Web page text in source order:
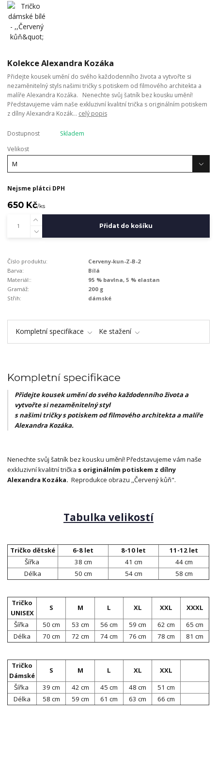
Kolekce Alexandra Kozáka
Přidejte kousek umění do svého každodenního života a vytvořte si
nezaměnitelný styls našimi tričky s potiskem od filmového architekta a
malíře Alexandra Kozáka. Nenechte svůj šatník bez kousku umění!
Představujeme vám naše exkluzivní kvalitní trička s originálním potiskem
z dílny Alexandra Kozák... celý popis
Dostupnost
Skladem
Velikost
Nejsme plátci DPH
650 Kč/ks
Přidat do košíku
Číslo produktu:
Cerveny-kun-Z-B-2
Barva:
Bílá
Materiál::
95 % bavlna, 5 % elastan
Gramáž:
200 g
Střih:
dámské
Kompletní specifikace Ke stažení
Kompletní specifikace
Přidejte kousek umění do svého každodenního života a
vytvořte si nezaměnitelný styl
s našimi tričky s potiskem od filmového architekta a malíře
Alexandra Kozáka.
Nenechte svůj šatník bez kousku umění! Představujeme vám naše
exkluzivní kvalitní trička s originálním potiskem z dílny
Alexandra Kozáka. Reprodukce obrazu ,,Červený kůň".
Tabulka velikostí
Tričko dětské 6-8 let 8-10 let
11-12 let
Šířka
38 cm 41 cm
44 cm
Délka
50 cm 54 cm 58 cm
Tričko
UNISEX
S M L XL XXL
XXXL
Šířka
50 cm 53 cm 56 cm 59 cm 62 cm
65 cm
Délka
70 cm 72 cm 74 cm 76 cm 78 cm 81 cm
Tričko
Dámské
S M L XL
XXL
Šířka
39 cm 42 cm 45 cm 48 cm
51 cm
Délka
58 cm 59 cm 61 cm 63 cm 66 cm